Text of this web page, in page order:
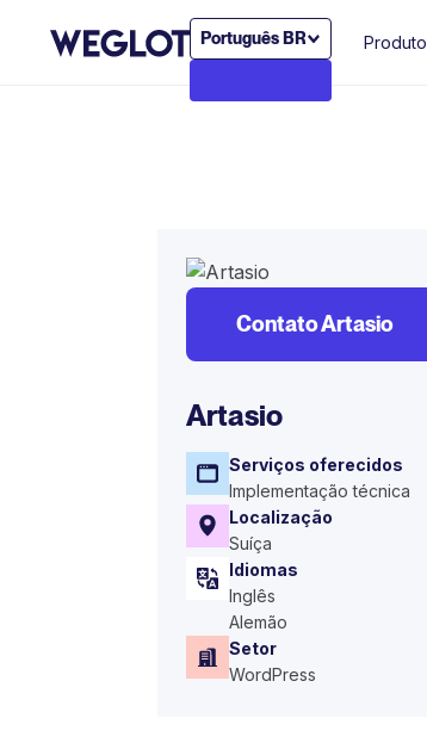
Português BR Produto
Contato Artasio
Artasio
Serviços oferecidos
Implementação técnica
Localização
Suíça
Idiomas
Inglês
Alemão
Setor
WordPress